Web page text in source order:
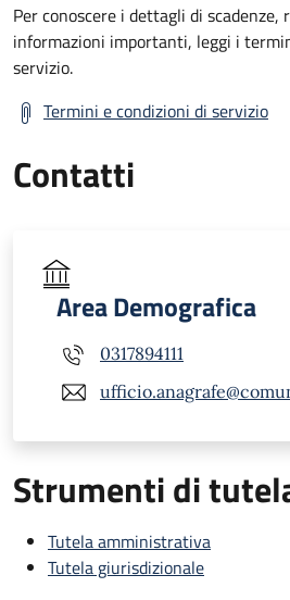
Per conoscere i dettagli di
informazioni importanti, leggi i
servizio.
Termini e condizioni di servizio
Contatti
Area Demografica
0317894111
Strumenti di
Tutela amministrativa
Tutela giurisdizionale